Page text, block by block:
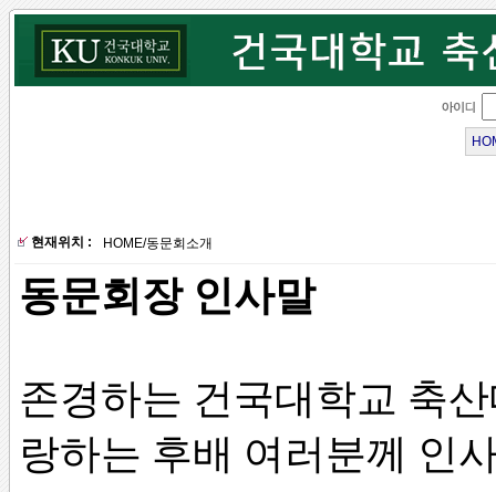
현재위치 : HOME/동문회소개
동문회장 인사말
존경하는 건국대학교 축
랑하는 후배 여러분께 인